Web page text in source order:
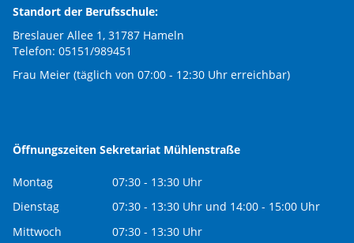
Standort der Berufsschule:
Breslauer Allee 1, 31787 Hameln
Telefon: 05151/989451
Frau Meier (täglich von 07:00 - 12:30 Uhr erreichbar)
Öffnungszeiten Sekretariat Mühlenstraße
Montag
07:30 - 13:30 Uhr
Dienstag
07:30 - 13:30 Uhr und 14:00 - 15:00 Uhr
Mittwoch
07:30 - 13:30 Uhr